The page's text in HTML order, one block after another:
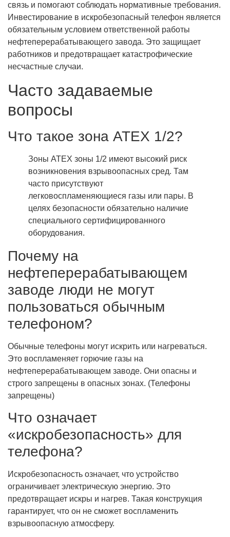
связь и помогают соблюдать нормативные требования.
Инвестирование в искробезопасный телефон является
обязательным условием ответственной работы
нефтеперерабатывающего завода. Это защищает
работников и предотвращает катастрофические
несчастные случаи.
Часто задаваемые
вопросы
Что такое зона ATEX 1/2?
Зоны ATEX зоны 1/2 имеют высокий риск
возникновения взрывоопасных сред. Там
часто присутствуют
легковоспламеняющиеся газы или пары. В
целях безопасности обязательно наличие
специального сертифицированного
оборудования.
Почему на
нефтеперерабатывающем
заводе люди не могут
пользоваться обычным
телефоном?
Обычные телефоны могут искрить или нагреваться.
Это воспламеняет горючие газы на
нефтеперерабатывающем заводе. Они опасны и
строго запрещены в опасных зонах. (Телефоны
запрещены)
Что означает
«искробезопасность» для
телефона?
Искробезопасность означает, что устройство
ограничивает электрическую энергию. Это
предотвращает искры и нагрев. Такая конструкция
гарантирует, что он не сможет воспламенить
взрывоопасную атмосферу.